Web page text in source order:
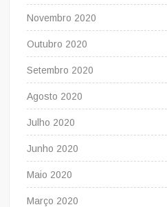
Novembro 2020
Outubro 2020
Setembro 2020
Agosto 2020
Julho 2020
Junho 2020
Maio 2020
Março 2020